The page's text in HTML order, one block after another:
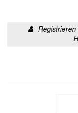
Registrieren